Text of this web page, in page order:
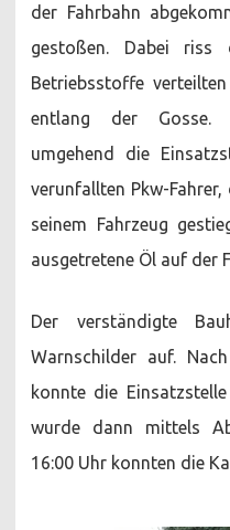
der Fahrbahn
gestoßen. Dabei
Betriebsstoffe
entlang der Gosse.
umgehend die
verunfallten Pkw-
seinem Fahrzeug
ausgetretene Öl auf der
Der verständigte
Warnschilder auf.
konnte die
wurde dann mittels
16:00 Uhr konnten die